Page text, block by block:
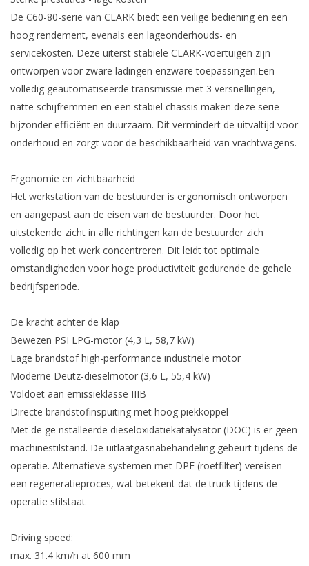
Service & onderhoud
Over ons
Contact
De C60-80-serie van CLARK biedt een veilige bediening en een
hoog rendement, evenals een lageonderhouds- en
servicekosten. Deze uiterst stabiele CLARK-voertuigen zijn
ontworpen voor zware ladingen enzware toepassingen.Een
volledig geautomatiseerde transmissie met 3 versnellingen,
natte schijfremmen en een stabiel chassis maken deze serie
bijzonder efficiënt en duurzaam. Dit vermindert de uitvaltijd voor
onderhoud en zorgt voor de beschikbaarheid van vrachtwagens.
Ergonomie en zichtbaarheid
Het werkstation van de bestuurder is ergonomisch ontworpen
en aangepast aan de eisen van de bestuurder. Door het
uitstekende zicht in alle richtingen kan de bestuurder zich
volledig op het werk concentreren. Dit leidt tot optimale
omstandigheden voor hoge productiviteit gedurende de gehele
bedrijfsperiode.
De kracht achter de klap
Bewezen PSI LPG-motor (4,3 L, 58,7 kW)
Lage brandstof high-performance industriële motor
Moderne Deutz-dieselmotor (3,6 L, 55,4 kW)
Voldoet aan emissieklasse IIIB
Directe brandstofinspuiting met hoog piekkoppel
Met de geïnstalleerde dieseloxidatiekatalysator (DOC) is er geen
machinestilstand. De uitlaatgasnabehandeling gebeurt tijdens de
operatie. Alternatieve systemen met DPF (roetfilter) vereisen
een regeneratieproces, wat betekent dat de truck tijdens de
operatie stilstaat
Driving speed:
max. 31.4 km/h at 600 mm